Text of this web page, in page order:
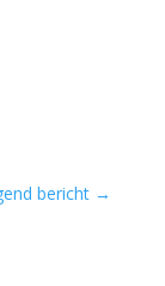
bericht →